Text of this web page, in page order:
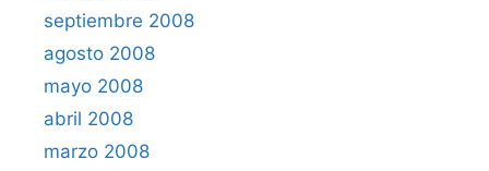
septiembre 2008
agosto 2008
mayo 2008
abril 2008
marzo 2008